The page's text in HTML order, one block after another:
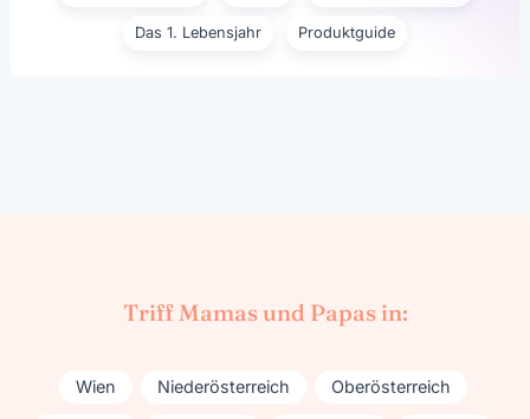
Das 1. Lebensjahr Produktguide
Triff Mamas und Papas in:
Wien Niederösterreich Oberösterreich